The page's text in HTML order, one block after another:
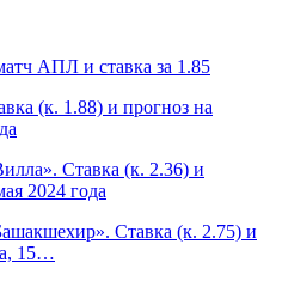
АПЛ и ставка за 1.85
(к. 1.88) и прогноз на
Ставка (к. 2.36) и
2024 года
Ставка (к. 2.75) и
15…